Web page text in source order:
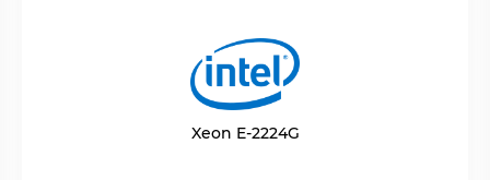
Xeon E-2224G